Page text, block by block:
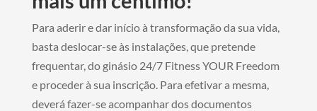
Para aderir e dar início à transformação da sua vida,
basta deslocar-se às instalações, que pretende
frequentar, do ginásio 24/7 Fitness YOUR Freedom
e proceder à sua inscrição. Para efetivar a mesma,
deverá fazer-se acompanhar dos documentos